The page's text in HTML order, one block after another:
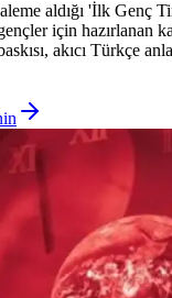
aldığı 'İlk Genç
için hazırlanan
akıcı Türkçe